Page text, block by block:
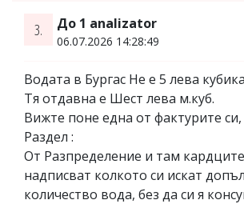
3. До 1 analizator
06.07.2026 14:28:49
Водата в Бургас Не е 5 лева
Тя отдавна е Шест лева м.куб.
Вижте поне една от фактурите
Раздел :
От Разпределение и там
надписват колкото си искат
количество вода, без да си я